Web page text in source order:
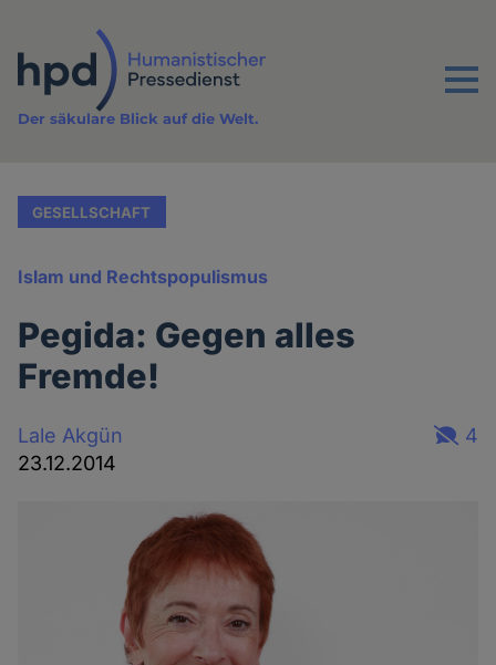
Inhalt
Menu
Der säkulare Blick auf die Welt.
GESELLSCHAFT
Islam und Rechtspopulismus
Pegida: Gegen alles
Fremde!
Lale Akgün
23.12.2014
4